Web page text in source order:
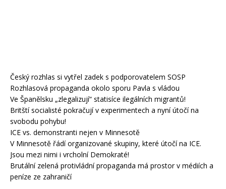
Český rozhlas si vytřel zadek s podporovatelem SOSP
Rozhlasová propaganda okolo sporu Pavla s vládou
Ve Španělsku „zlegalizují“ statisíce ilegálních migrantů!
Britští socialisté pokračují v experimentech a nyní útočí na
svobodu pohybu!
ICE vs. demonstranti nejen v Minnesotě
V Minnesotě řádí organizované skupiny, které útočí na ICE.
Jsou mezi nimi i vrcholní Demokraté!
Brutální zelená protivládní propaganda má prostor v médiích a
peníze ze zahraničí